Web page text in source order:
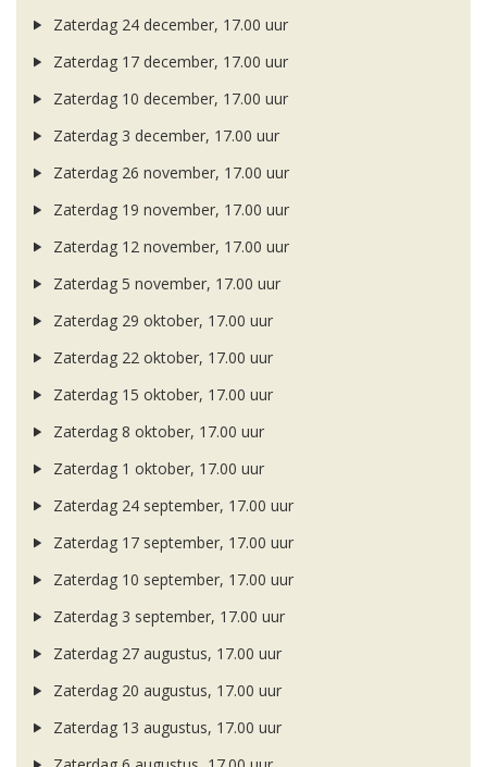
Zaterdag 24 december, 17.00 uur
Zaterdag 17 december, 17.00 uur
Zaterdag 10 december, 17.00 uur
Zaterdag 3 december, 17.00 uur
Zaterdag 26 november, 17.00 uur
Zaterdag 19 november, 17.00 uur
Zaterdag 12 november, 17.00 uur
Zaterdag 5 november, 17.00 uur
Zaterdag 29 oktober, 17.00 uur
Zaterdag 22 oktober, 17.00 uur
Zaterdag 15 oktober, 17.00 uur
Zaterdag 8 oktober, 17.00 uur
Zaterdag 1 oktober, 17.00 uur
Zaterdag 24 september, 17.00 uur
Zaterdag 17 september, 17.00 uur
Zaterdag 10 september, 17.00 uur
Zaterdag 3 september, 17.00 uur
Zaterdag 27 augustus, 17.00 uur
Zaterdag 20 augustus, 17.00 uur
Zaterdag 13 augustus, 17.00 uur